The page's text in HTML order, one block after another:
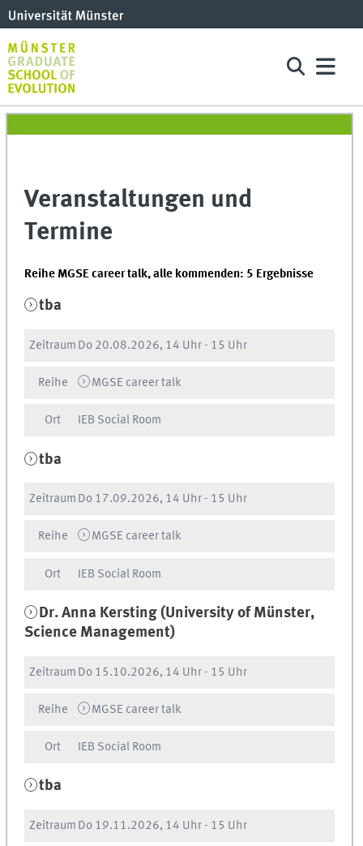
Veranstaltungen und
Termine
Reihe MGSE career talk, alle kommenden: 5 Ergebnisse
tba
Zeitraum Do20.08.2026, 14 Uhr- 15 Uhr
Reihe MGSE career talk
Ort IEB Social Room
tba
Zeitraum Do17.09.2026, 14 Uhr- 15 Uhr
Reihe MGSE career talk
Ort IEB Social Room
Dr. Anna Kersting (University of Münster,
Science Management)
Zeitraum Do15.10.2026, 14 Uhr- 15 Uhr
Reihe MGSE career talk
Ort IEB Social Room
tba
Zeitraum Do19.11.2026, 14 Uhr- 15 Uhr